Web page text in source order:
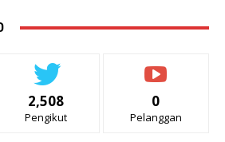
2,508
Pengikut
0
Pelanggan